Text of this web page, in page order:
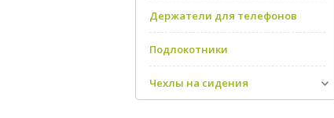
Держатели для телефонов
Подлокотники
Чехлы на сидения